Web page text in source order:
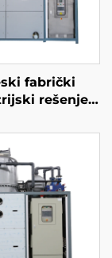
fabrički
rešenje
toplinski
vakuumski